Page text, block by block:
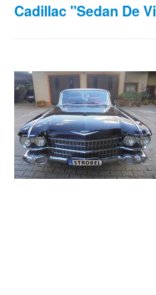
Cadillac "Sedan De